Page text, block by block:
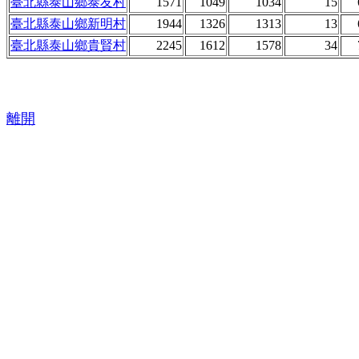
臺北縣泰山鄉新明村
1944 1326 1313 13
臺北縣泰山鄉貴賢村
2245 1612 1578 34
離開